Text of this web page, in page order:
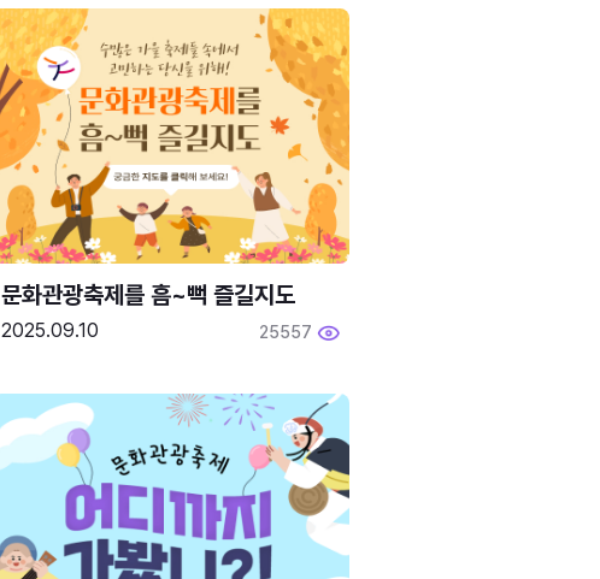
문화관광축제를 흠~뻑 즐길지도
2025.09.10 25557